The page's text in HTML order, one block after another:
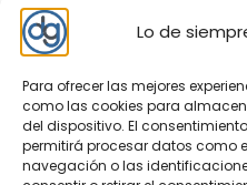
Lo de
Para ofrecer las mejores
como las cookies para
del dispositivo. El
permitirá procesar datos como
navegación o las
Top 10
Online
Photopea